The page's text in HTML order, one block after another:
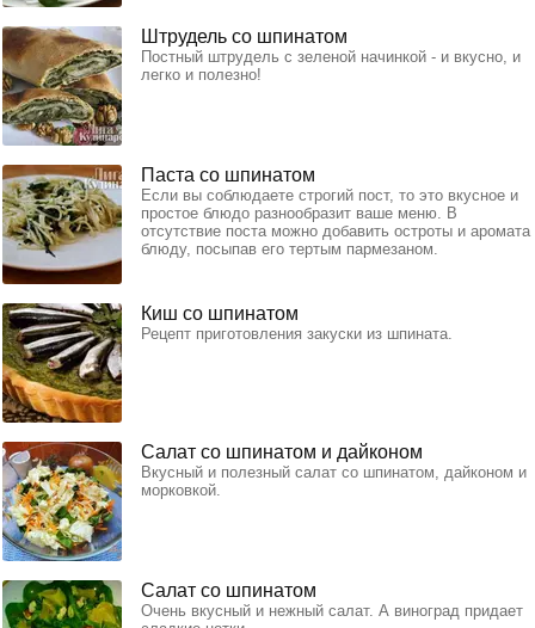
Штрудель со шпинатом
Постный штрудель с зеленой начинкой - и вкусно, и
легко и полезно!
Паста со шпинатом
Если вы соблюдаете строгий пост, то это вкусное и
простое блюдо разнообразит ваше меню. В
отсутствие поста можно добавить остроты и аромата
блюду, посыпав его тертым пармезаном.
Киш со шпинатом
Рецепт приготовления закуски из шпината.
Салат со шпинатом и дайконом
Вкусный и полезный салат со шпинатом, дайконом и
морковкой.
Салат со шпинатом
Очень вкусный и нежный салат. А виноград придает